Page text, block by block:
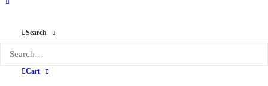
Search
Cart